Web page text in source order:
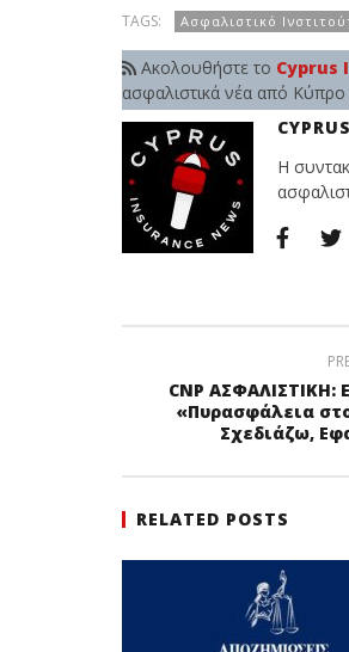
TAGS: Ασφαλιστικό
Ακολουθήστε το Cyprus
ασφαλιστικά νέα από Κύπρο
Η
CNP ΑΣΦΑΛΙΣΤΙΚΗ:
«Πυρασφάλεια
Σχεδιάζω,
RELATED POSTS